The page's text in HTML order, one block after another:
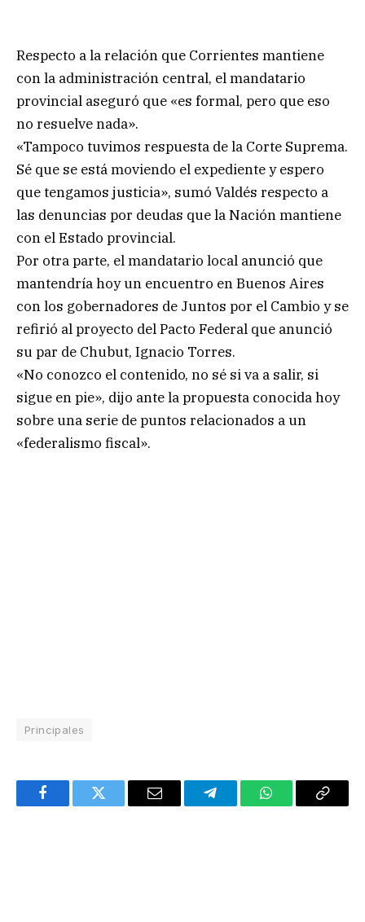
Respecto a la relación que Corrientes mantiene
con la administración central, el mandatario
provincial aseguró que «es formal, pero que eso
no resuelve nada».
«Tampoco tuvimos respuesta de la Corte Suprema.
Sé que se está moviendo el expediente y espero
que tengamos justicia», sumó Valdés respecto a
las denuncias por deudas que la Nación mantiene
con el Estado provincial.
Por otra parte, el mandatario local anunció que
mantendría hoy un encuentro en Buenos Aires
con los gobernadores de Juntos por el Cambio y se
refirió al proyecto del Pacto Federal que anunció
su par de Chubut, Ignacio Torres.
«No conozco el contenido, no sé si va a salir, si
sigue en pie», dijo ante la propuesta conocida hoy
sobre una serie de puntos relacionados a un
«federalismo fiscal».
Principales
FacebookTwitter Email TelegramWhatsAppCopy